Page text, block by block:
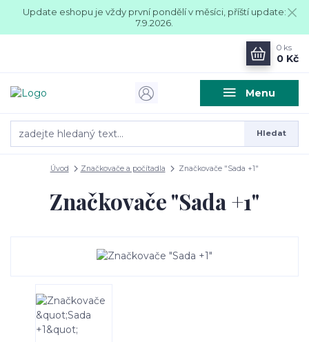
Update eshopu je vždy první pondělí v měsíci, příští update:
7.9.2026.
Menu
Hledat
0 ks
0 Kč
Úvod Značkovače a počítadla Značkovače "Sada +1"
Značkovače "Sada +1"